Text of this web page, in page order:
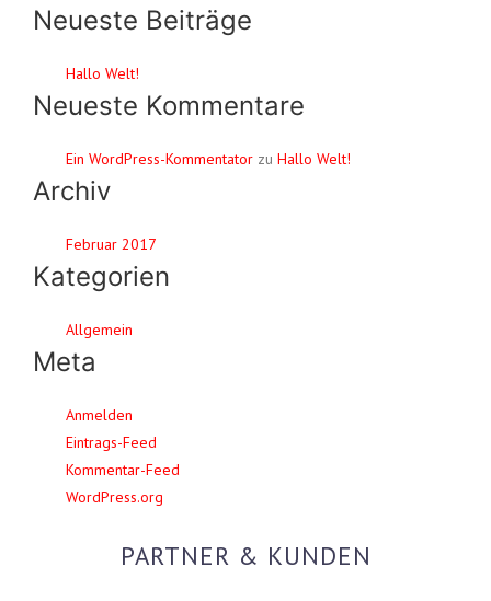
nach:
Neueste Beiträge
Hallo Welt!
Neueste Kommentare
Ein WordPress-Kommentator zu Hallo Welt!
Archiv
Februar 2017
Kategorien
Allgemein
Meta
Anmelden
Eintrags-Feed
Kommentar-Feed
WordPress.org
PARTNER & KUNDEN